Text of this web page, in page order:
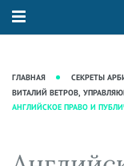
О нас
Рекомендации
Юридические
База знаний
Журнал
практики"
Статьи
ГЛАВНАЯ
СЕКРЕТЫ
ВИТАЛИЙ ВЕТРОВ,
АНГЛИЙСКОЕ ПРАВО И